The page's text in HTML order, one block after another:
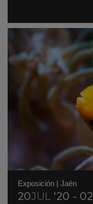
Exposición | Jaén
20JUL '20 - 02